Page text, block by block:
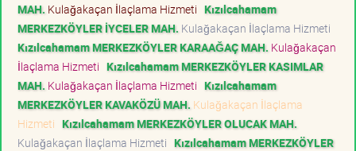
MAH. Kulağakaçan İlaçlama Hizmeti Kızılcahamam
MERKEZKÖYLER İYCELER MAH. Kulağakaçan İlaçlama Hizmeti
Kızılcahamam MERKEZKÖYLER KARAAĞAÇ MAH. Kulağakaçan
İlaçlama Hizmeti Kızılcahamam MERKEZKÖYLER KASIMLAR
MAH. Kulağakaçan İlaçlama Hizmeti Kızılcahamam
MERKEZKÖYLER KAVAKÖZÜ MAH. Kulağakaçan İlaçlama
Hizmeti Kızılcahamam MERKEZKÖYLER OLUCAK MAH.
Kulağakaçan İlaçlama Hizmeti Kızılcahamam MERKEZKÖYLER